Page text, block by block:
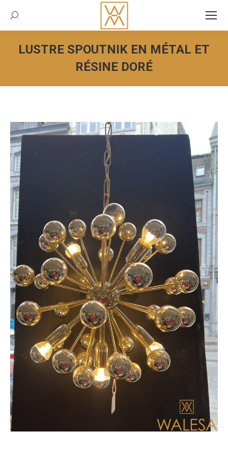
Recherche:
LUSTRE SPOUTNIK EN MÉTAL ET
RÉSINE DORÉ
Vous êtes ici :